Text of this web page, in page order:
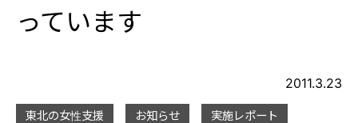
っています
2011.3.23
東北の女性支援 お知らせ 実施レポート